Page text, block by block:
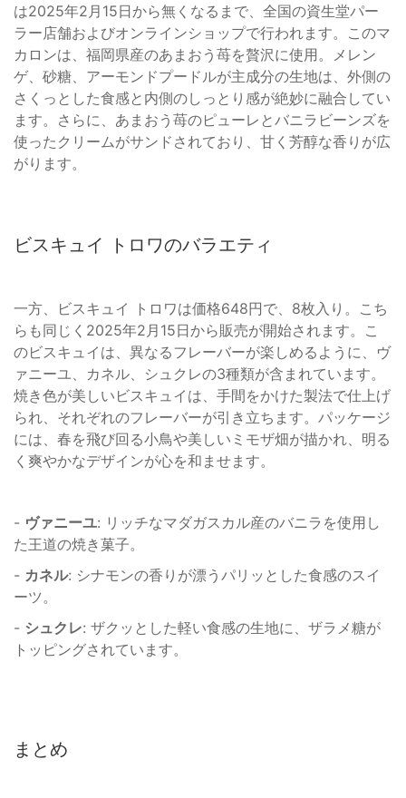
は2025年2月15日から無くなるまで、全国の資生堂パー
ラー店舗およびオンラインショップで行われます。このマ
カロンは、福岡県産のあまおう苺を贅沢に使用。メレン
ゲ、砂糖、アーモンドプードルが主成分の生地は、外側の
さくっとした食感と内側のしっとり感が絶妙に融合してい
ます。さらに、あまおう苺のピューレとバニラビーンズを
使ったクリームがサンドされており、甘く芳醇な香りが広
がります。
ビスキュイ トロワのバラエティ
一方、ビスキュイ トロワは価格648円で、8枚入り。こち
らも同じく2025年2月15日から販売が開始されます。こ
のビスキュイは、異なるフレーバーが楽しめるように、ヴ
ァニーユ、カネル、シュクレの3種類が含まれています。
焼き色が美しいビスキュイは、手間をかけた製法で仕上げ
られ、それぞれのフレーバーが引き立ちます。パッケージ
には、春を飛び回る小鳥や美しいミモザ畑が描かれ、明る
く爽やかなデザインが心を和ませます。
- ヴァニーユ: リッチなマダガスカル産のバニラを使用し
た王道の焼き菓子。
- カネル: シナモンの香りが漂うパリッとした食感のスイ
ーツ。
- シュクレ: ザクッとした軽い食感の生地に、ザラメ糖が
トッピングされています。
まとめ